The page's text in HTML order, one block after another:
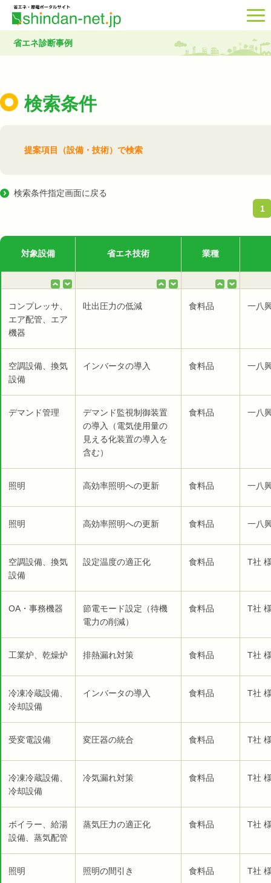
省エネ診断事例
検索条件
提案項目（設備・技術）で検索
検索条件指定画面に戻る
1
対象設備 省エネ技術 業種
コンプレッサ、
エア配管、エア
機器
吐出圧力の低減 食料品 一八
空調設備、換気
設備
インバータの導入 食料品 一八
デマンド管理
デマンド監視制御装置
の導入（電気使用量の
見える化装置の導入を
含む）
食料品 一八
照明 高効率照明への更新 食料品 一八
照明 高効率照明への更新 食料品 一八
空調設備、換気
設備
設定温度の適正化 食料品 T社
OA・事務機器
節電モード設定（待機
電力の削減）
食料品 T社
工業炉、乾燥炉 排熱漏れ対策 食料品 T社
冷凍冷蔵設備、
冷却設備
インバータの導入 食料品 T社
受変電設備 変圧器の統合 食料品 T社
冷凍冷蔵設備、
冷却設備
冷気漏れ対策 食料品 T社
ボイラー、給湯
設備、蒸気配管
蒸気圧力の適正化 食料品 T社
照明 照明の間引き 食料品 T社